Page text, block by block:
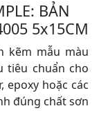
BẢN
5x15CM
kẽm mẫu màu
tiêu chuẩn cho
epoxy hoặc các
đúng chất sơn